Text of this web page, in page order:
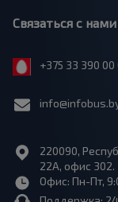
Связаться с нами
+375 33 390
220090,
22А, офис 302.
Офис: Пн-Пт,